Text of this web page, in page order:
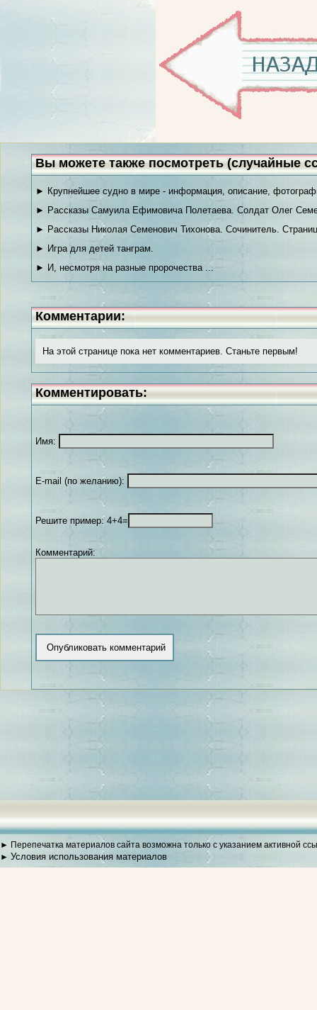
Вы можете также посмотреть (случайные
► Крупнейшее судно в мире - информация, описание,
► Рассказы Самуила Ефимовича Полетаева. Солдат Олег
► Рассказы Николая Семенович Тихонова. Сочинитель.
► Игра для детей танграм.
► И, несмотря на разные пророчества ...
Комментарии:
На этой странице пока нет комментариев. Станьте первым!
Комментировать:
Имя:
E-mail (по желанию):
Решите пример: 4+4=
Комментарий:
► Перепечатка материалов сайта возможна только с указанием активной
► Условия использования материалов